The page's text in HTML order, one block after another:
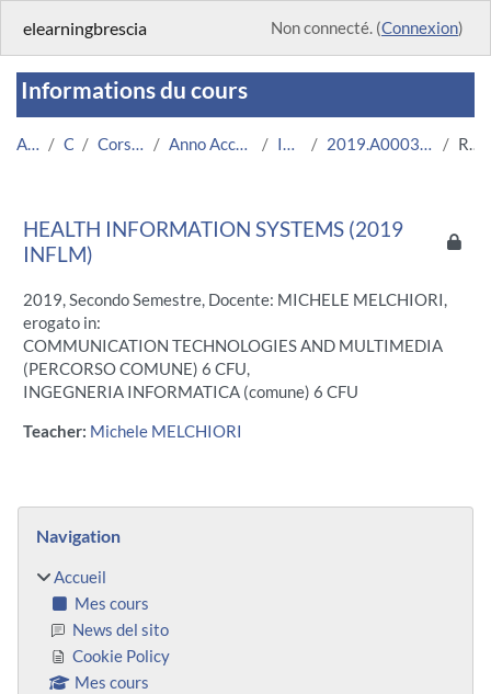
elearningbrescia Non connecté. (Connexion)
Informations du cours
Accueil Cours Corsi Istituzionali Anno Accademico 2019/2020 Ingegneria 2019.A000392.05831-11.N0.15679 Résumé
HEALTH INFORMATION SYSTEMS (2019
INFLM)
2019, Secondo Semestre, Docente: MICHELE MELCHIORI,
erogato in:
COMMUNICATION TECHNOLOGIES AND MULTIMEDIA
(PERCORSO COMUNE) 6 CFU,
INGEGNERIA INFORMATICA (comune) 6 CFU
Teacher: Michele MELCHIORI
Blocs
Navigation
Accueil
Mes cours
News del sito
Cookie Policy
Mes cours